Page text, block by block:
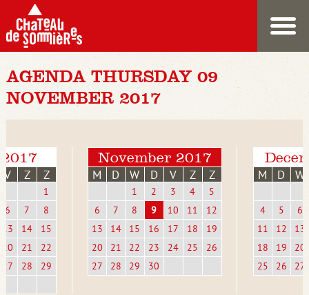
AGENDA THURSDAY 09
NOVEMBER 2017
V Z Z
1
6
7
8
13
14
15
20
21
22
27
28 29
November 2017
M D W D V Z Z
1 2 3 4
5
6
7 8 9 10 11
12
13
14 15 16 17 18
19
20
21 22 23 24 25
26
27
28 29 30
M D W
4 5
6
11
12
13
18
19
20
25
26 27